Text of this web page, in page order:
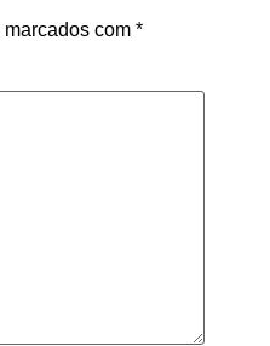
com *